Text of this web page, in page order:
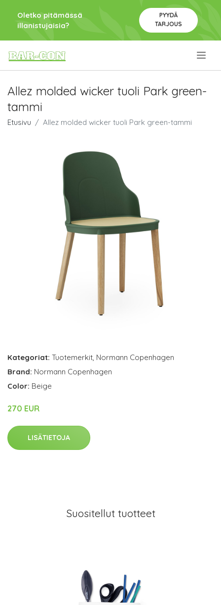
Oletko pitämässä
illanistujaisia?
PYYDÄ
TARJOUS
Allez molded wicker tuoli Park green-
tammi
Etusivu Allez molded wicker tuoli Park green-tammi
Kategoriat: Tuotemerkit, Normann Copenhagen
Brand: Normann Copenhagen
Color: Beige
270 EUR
LISÄTIETOJA
Suositellut tuotteet